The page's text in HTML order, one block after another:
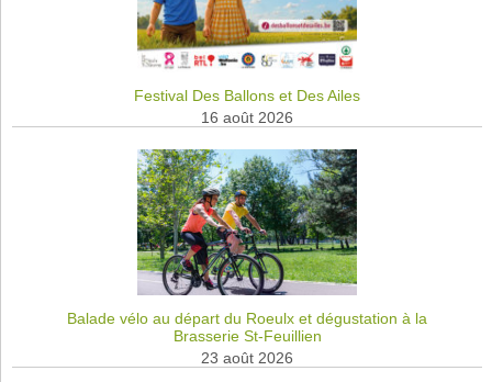
Festival Des Ballons et Des Ailes
16 août 2026
Balade vélo au départ du Roeulx et dégustation à la
Brasserie St-Feuillien
23 août 2026